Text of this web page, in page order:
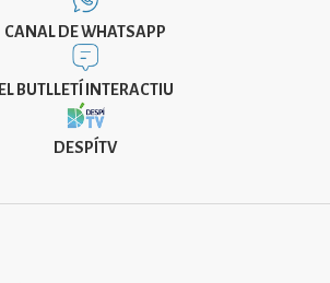
CANAL DE WHATSAPP
EL BUTLLETÍ INTERACTIU
DESPÍTV